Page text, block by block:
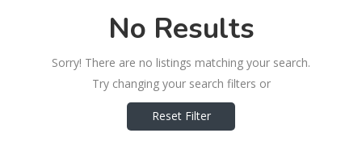
No Results
Sorry! There are no listings matching your search.
Try changing your search filters or
Reset Filter